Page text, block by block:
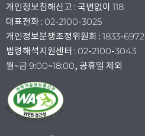
개인정보침해신고 : 국번없이 118
대표전화 : 02-2100-3025
개인정보분쟁조정위원회 : 1833-6972
법령해석지원센터 : 02-2100-3043
월~금 9:00~18:00, 공휴일 제외